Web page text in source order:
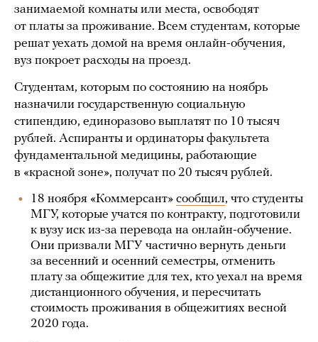
занимаемой комнаты или места, освободят
от платы за проживание. Всем студентам, которые
решат уехать домой на время онлайн-обучения,
вуз покроет расходы на проезд.
Студентам, которым по состоянию на ноябрь
назначили государственную социальную
стипендию, единоразово выплатят по 10 тысяч
рублей. Аспиранты и ординаторы факультета
фундаментальной медицины, работающие
в «красной зоне», получат по 20 тысяч рублей.
18 ноября «Коммерсант» сообщил, что студенты
МГУ, которые учатся по контракту, подготовили
к вузу иск из-за перевода на онлайн-обучение.
Они призвали МГУ частично вернуть деньги
за весенний и осенний семестры, отменить
плату за общежитие для тех, кто уехал на время
дистанционного обучения, и пересчитать
стоимость проживания в общежитиях весной
2020 года.